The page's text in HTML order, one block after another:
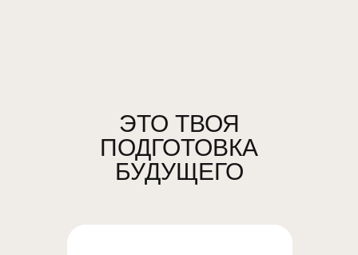
ЭТО ТВОЯ
ПОДГОТОВКА
БУДУЩЕГО